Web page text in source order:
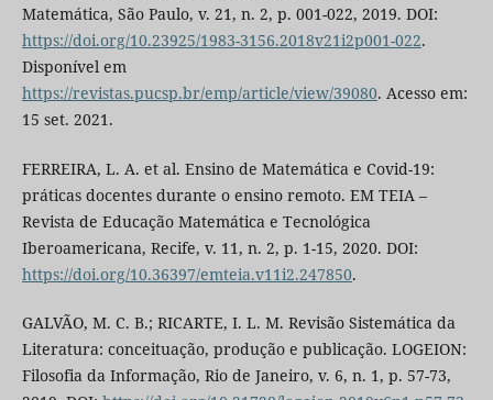
Matemática, São Paulo, v. 21, n. 2, p. 001-022, 2019. DOI:
https://doi.org/10.23925/1983-3156.2018v21i2p001-022.
Disponível em
https://revistas.pucsp.br/emp/article/view/39080. Acesso em:
15 set. 2021.
FERREIRA, L. A. et al. Ensino de Matemática e Covid-19:
práticas docentes durante o ensino remoto. EM TEIA –
Revista de Educação Matemática e Tecnológica
Iberoamericana, Recife, v. 11, n. 2, p. 1-15, 2020. DOI:
https://doi.org/10.36397/emteia.v11i2.247850.
GALVÃO, M. C. B.; RICARTE, I. L. M. Revisão Sistemática da
Literatura: conceituação, produção e publicação. LOGEION:
Filosofia da Informação, Rio de Janeiro, v. 6, n. 1, p. 57-73,